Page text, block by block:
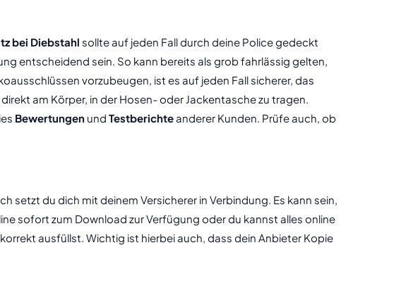
bei Diebstahl sollte auf jeden Fall durch deine Police gedeckt
entscheidend sein. So kann bereits als grob fahrlässig gelten,
vorzubeugen, ist es auf jeden Fall sicherer, das
am Körper, in der Hosen- oder Jackentasche zu tragen.
Bewertungen und Testberichteanderer Kunden. Prüfe auch, ob
setzt du dich mit deinem Versicherer in Verbindung. Es kann sein,
sofort zum Download zur Verfügung oder du kannst alles online
ausfüllst. Wichtig ist hierbei auch, dass dein Anbieter Kopie